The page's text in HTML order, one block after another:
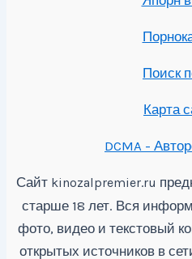
Поиск
Карта
DCMA -
Сайт kinozalpremier.ru
старше 18 лет. Вся
фото, видео и текстовый
открытых источников в